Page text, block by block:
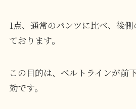
1点、通常のパンツに比べ、後
ております。
この目的は、ベルトラインが前
効です。